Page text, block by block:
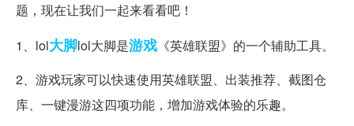
题，现在让我们一起来看看吧！
1、lol大脚lol大脚是游戏 《英雄联盟》的一个辅助工具。
2、游戏玩家可以快速使用英雄联盟、出装推荐、截图仓
库、一键漫游这四项功能，增加游戏体验的乐趣。